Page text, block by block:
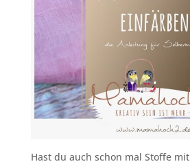
Hast du auch schon mal Stoffe mit